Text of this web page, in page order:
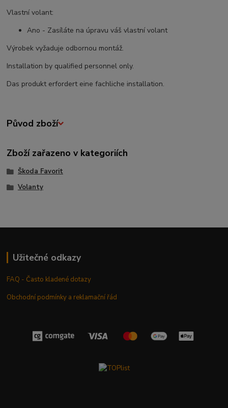
Vlastní volant:
Ano - Zasíláte na úpravu váš vlastní volant
Výrobek vyžaduje odbornou montáž.
Installation by qualified personnel only.
Das produkt erfordert eine fachliche installation.
Původ zboží
Zboží zařazeno v kategoriích
Škoda Favorit
Volanty
Užitečné odkazy
FAQ - Často kladené dotazy
Obchodní podmínky a reklamační řád